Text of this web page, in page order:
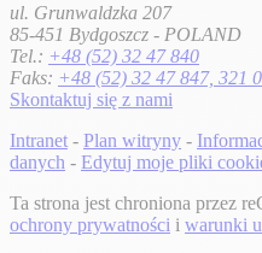
ul. Grunwaldzka 207
85-451 Bydgoszcz - POLAND
Tel.: +48 (52) 32 47 840
Faks: +48 (52) 32 47 847, 321
Skontaktuj się z nami
Intranet - Plan witryny -
danych - Edytuj moje pliki
Ta strona jest chroniona przez
ochrony prywatności i warunki